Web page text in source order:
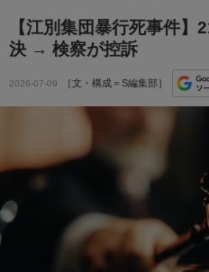
【江別集団暴行死事件】
決 → 検察が控訴
2026-07-09 ［文・構成＝S編集部］